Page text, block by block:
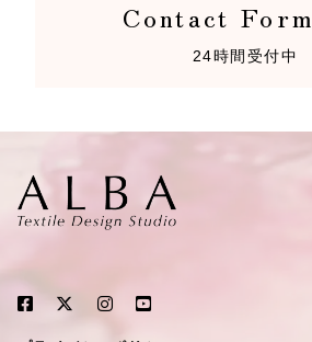
Contact Form
24時間受付中